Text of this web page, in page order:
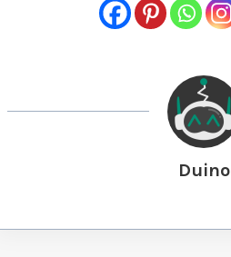
Duino